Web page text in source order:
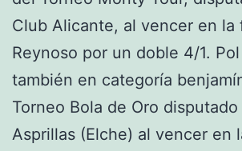
Club Alicante, al vencer en la
Reynoso por un doble 4/1.
también en categoría
Torneo Bola de Oro
Asprillas (Elche) al vencer en